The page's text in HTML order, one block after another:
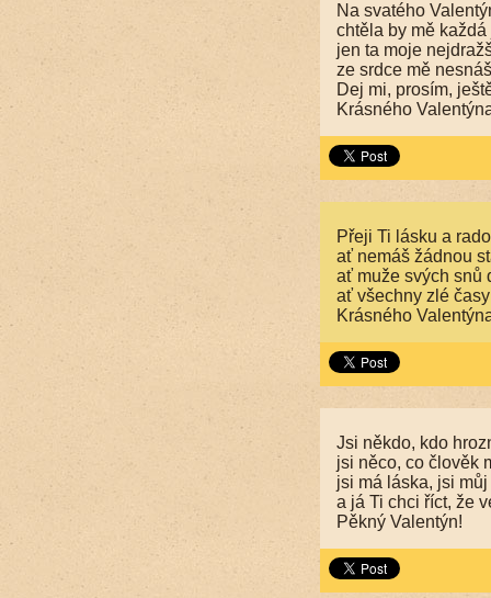
Na svatého
chtěla by mě každá
jen ta moje
ze srdce mě
Dej mi, prosím,
Krásného
Přeji Ti lásku a
ať nemáš žádnou
ať muže svých snů
ať všechny zlé
Krásného
Jsi někdo, kdo
jsi něco, co člověk
jsi má láska, jsi
a já Ti chci říct, že
Pěkný Valentýn!